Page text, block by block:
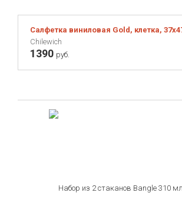
Салфетка виниловая Gold, клетка,
Chilewich
1390 руб.